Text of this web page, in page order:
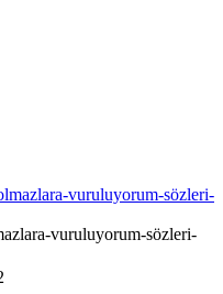
vuruluyorum-sözleri-